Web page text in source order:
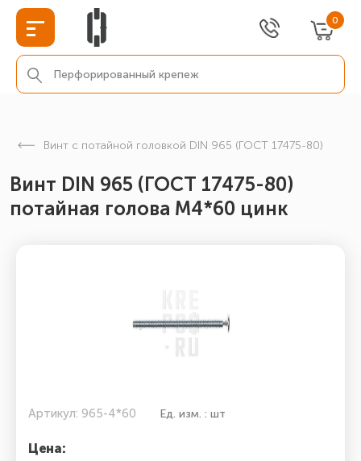
0
Винт с потайной головкой DIN 965 (ГОСТ 17475-80)
Винт DIN 965 (ГОСТ 17475-80)
потайная голова М4*60 цинк
Артикул: 965-4*60 Ед. изм. : шт
Цена: